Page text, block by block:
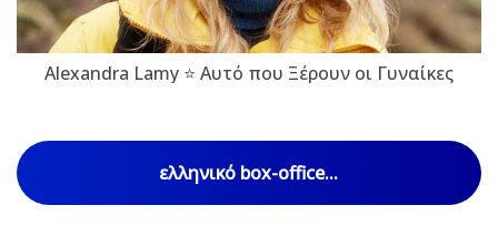
Alexandra Lamy ⭐ Αυτό που Ξέρουν οι Γυναίκες
ελληνικό box-office...